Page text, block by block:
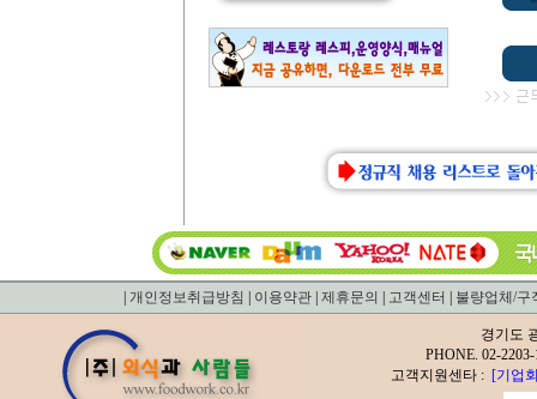
개인정보취급방침 이용약관 제휴문의 고객센터 불량업체/구
경기도
PHONE. 02-
고객지원센타 : [기업